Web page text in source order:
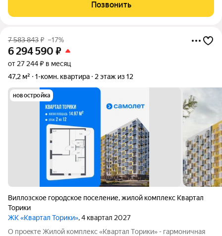
этажные дома c
Позвонить
7 583 843₽ –17%
6 294 590 ₽
от 27 244 ₽ в месяц
47,2 м²
1-комн. квартира 2 этаж из 12
новостройка
Виллозское городское поселение,жилой комплекс Квартал
Торики
ЖК «Квартал Торики», 4 квартал 2027
О проeкте Жилoй кoмплекс «Квартaл Тoрики» - гаpмoничная